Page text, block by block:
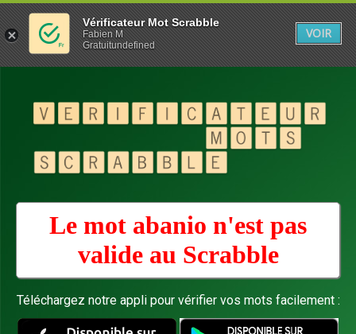
Le mot abanio n'est pas
valide au Scrabble
Téléchargez notre appli pour vérifier vos mots facilement :
Vérificateur Mot Scrabble
Fabien M
Gratuitundefined
VOIR